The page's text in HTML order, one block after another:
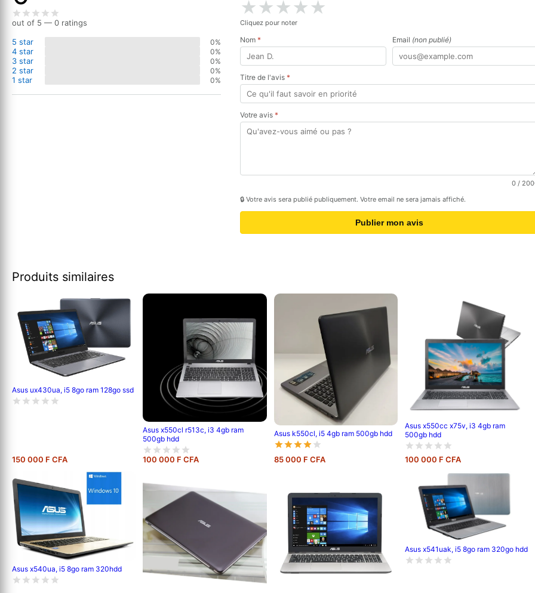
out of 5 — 0 ratings
5 star
0%
4 star 0%
3 star 0%
2 star 0%
1 star 0%
★★★★★
Cliquez pour noter
Nom * Email (non publié)
Titre de l'avis *
Votre avis *
0 /
🔒 Votre avis sera publié publiquement. Votre email ne sera jamais affiché.
Publier mon avis
Produits similaires
Asus ux430ua, i5 8go ram 128go ssd
150 000 F CFA
Asus x550cl r513c, i3 4gb ram
500gb hdd
100 000 F CFA
Asus k550cl, i5 4gb ram 500gb hdd
85 000 F CFA
Asus x550cc x75v, i3 4gb ram
500gb hdd
100 000 F CFA
Asus x540ua, i5 8go ram 320hdd
Asus x541uak, i5 8go ram 320go hdd